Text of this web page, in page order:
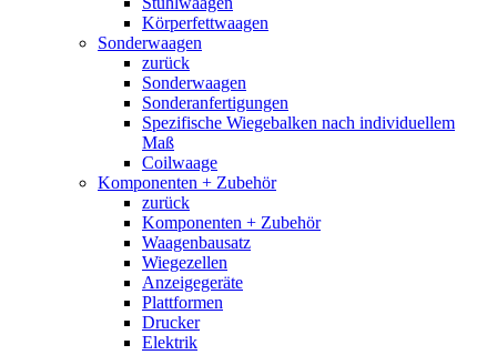
Körperfettwaagen
Sonderwaagen
zurück
Sonderwaagen
Sonderanfertigungen
Spezifische Wiegebalken nach individuellem
Maß
Coilwaage
Komponenten + Zubehör
zurück
Komponenten + Zubehör
Waagenbausatz
Wiegezellen
Anzeigegeräte
Plattformen
Drucker
Elektrik